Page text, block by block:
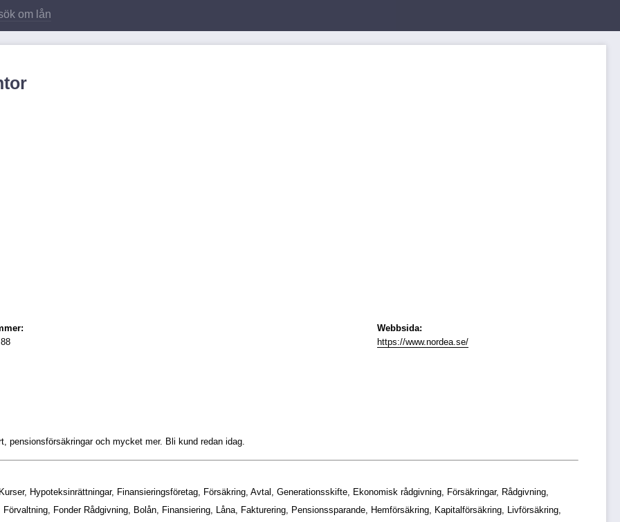
om lån
Webbsida:
https://www.nordea.se/
pensionsförsäkringar och mycket mer. Bli kund redan idag.
Hypoteksinrättningar, Finansieringsföretag, Försäkring, Avtal, Generationsskifte, Ekonomisk rådgivning, Försäkringar, Rådgivning,
Fonder Rådgivning, Bolån, Finansiering, Låna, Fakturering, Pensionssparande, Hemförsäkring, Kapitalförsäkring, Livförsäkring,